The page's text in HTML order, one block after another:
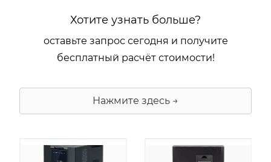
Хотите узнать больше?
оставьте запрос сегодня и получите
бесплатный расчёт стоимости!
Нажмите здесь →